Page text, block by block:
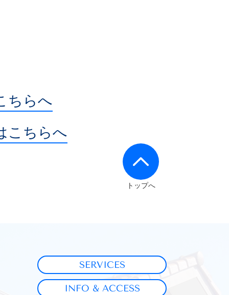
ちらへ
こちらへ
トップへ
SERVICES
INFO & ACCESS